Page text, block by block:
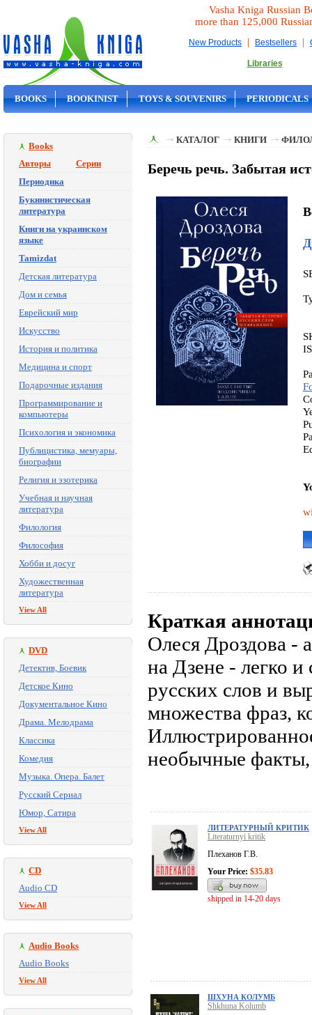
Vasha Kniga Russian
more than 125,000
New Products | Bestsellers |
Libraries
BOOKS BOOKINIST TOYS & SOUVENIRS PERIODICALS
Books
Авторы
Серии
Периодика
Букинистическая
литература
Книги на украинском
языке
Tamizdat
Детская литература
Дом и семья
Еврейский мир
Искусство
История и политика
Медицина и спорт
Подарочные издания
Программирование и
компьютеры
Психология и экономика
Публицистика, мемуары,
биографии
Религия и эзотерика
Учебная и научная
литература
Филология
Философия
Хобби и досуг
Художественная
литература
View All
DVD
Детектив, Боевик
Детское Кино
Документальное Кино
Драма. Мелодрама
Классика
Комедия
Музыка. Опера. Балет
Русский Сериал
Юмор, Сатира
View All
CD
Audio CD
View All
Audio Books
Audio Books
View All
КАТАЛОГ КНИГИ
Беречь речь. Забытая
Краткая
Олеся Дроздова -
на Дзене - легко
русских слов и
множества фраз,
необычные
ЛИТЕРАТУРНЫЙ КРИТИК
Literaturnyi kritik
Плеханов Г.В.
Your Price: $35.83
shipped in 14-20 days
ШХУНА КОЛУМБ
Shkhuna Kolumb